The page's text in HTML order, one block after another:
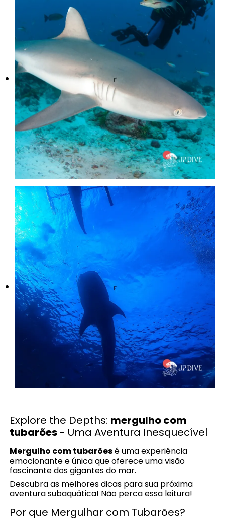
Explore the Depths: mergulho com
tubarões - Uma Aventura Inesquecível
Mergulho com tubarõesé uma experiência
emocionante e única que oferece uma visão
fascinante dos gigantes do mar.
Descubra as melhores dicas para sua próxima
aventura subaquática! Não perca essa leitura!
Por que Mergulhar com Tubarões?